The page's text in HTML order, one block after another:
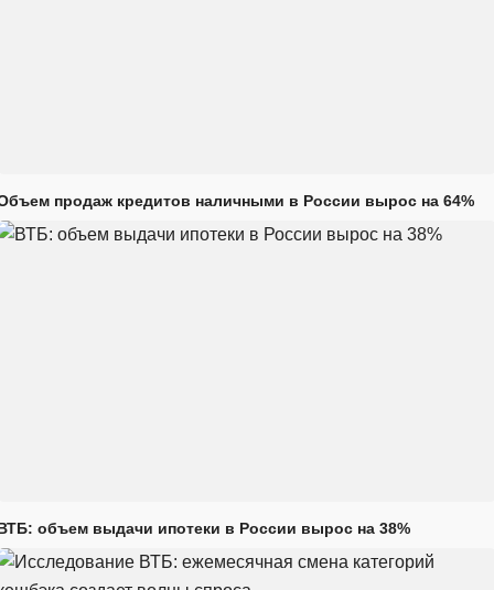
продаж кредитов наличными в России вырос на 64%
объем выдачи ипотеки в России вырос на 38%